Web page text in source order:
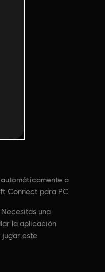
a
Connect para PC
Necesitas una
la aplicación
este